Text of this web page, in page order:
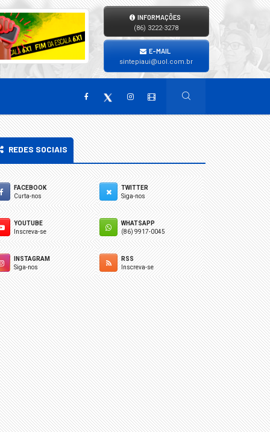
INFORMAÇÕES
(86) 3222-3278
E-MAIL
sintepiaui@uol.com.br
REDES SOCIAIS
FACEBOOK
Curta-nos
TWITTER
Siga-nos
YOUTUBE
Inscreva-se
WHATSAPP
(86) 9917-0045
INSTAGRAM
Siga-nos
RSS
Inscreva-se